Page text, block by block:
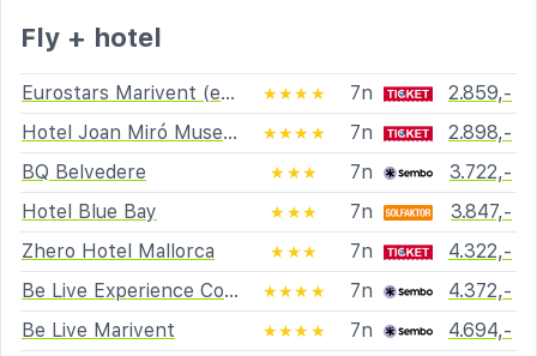
Fly + hotel
Eurostars Marivent (ex Mirablau) ★★★★ 7n
2.859,-
Hotel Joan Miró Museum
★★★★ 7n
2.898,-
BQ Belvedere
★★★ 7n
3.722,-
Hotel Blue Bay
★★★ 7n
3.847,-
Zhero Hotel Mallorca
★★★ 7n
4.322,-
Be Live Experience Costa Palma
★★★★ 7n
4.372,-
Be Live Marivent
★★★★ 7n
4.694,-